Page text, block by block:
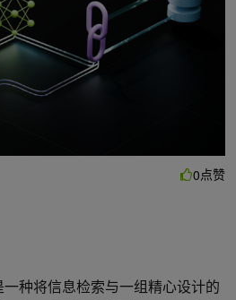
0点赞
一种将信息检索与一组精心设计的